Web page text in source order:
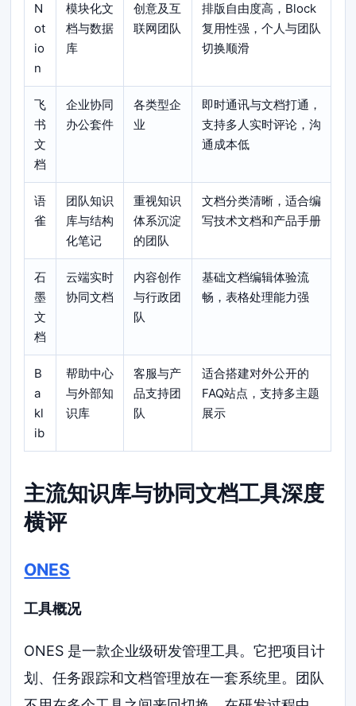
N
ot
io
n
模块化文
档与数据
库
创意及互
联网团队
排版自由度高，Block
复用性强，个人与团队
切换顺滑
飞
书
文
档
企业协同
办公套件
各类型企
业
即时通讯与文档打通，
支持多人实时评论，沟
通成本低
语
雀
团队知识
库与结构
化笔记
重视知识
体系沉淀
的团队
文档分类清晰，适合编
写技术文档和产品手册
石
墨
文
档
云端实时
协同文档
内容创作
与行政团
队
基础文档编辑体验流
畅，表格处理能力强
B
a
kl
ib
帮助中心
与外部知
识库
客服与产
品支持团
队
适合搭建对外公开的
FAQ站点，支持多主题
展示
主流知识库与协同文档工具深度
横评
ONES
工具概况
ONES 是一款企业级研发管理工具。它把项目计
划、任务跟踪和文档管理放在一套系统里。团队